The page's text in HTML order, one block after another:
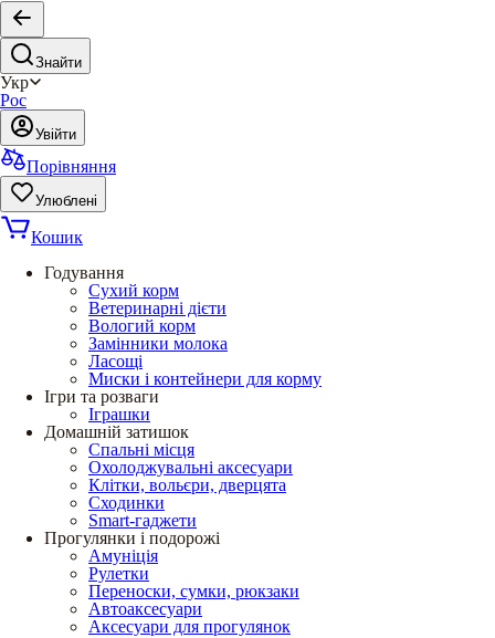
Знайти
Укр
Рос
Увійти
Порівняння
Улюблені
Кошик
Годування
Сухий корм
Ветеринарні дієти
Вологий корм
Замінники молока
Ласощі
Миски і контейнери для корму
Ігри та розваги
Іграшки
Домашній затишок
Спальні місця
Охолоджувальні аксесуари
Клітки, вольєри, дверцята
Сходинки
Smart-гаджети
Прогулянки і подорожі
Амуніція
Рулетки
Переноски, сумки, рюкзаки
Автоаксесуари
Аксесуари для прогулянок